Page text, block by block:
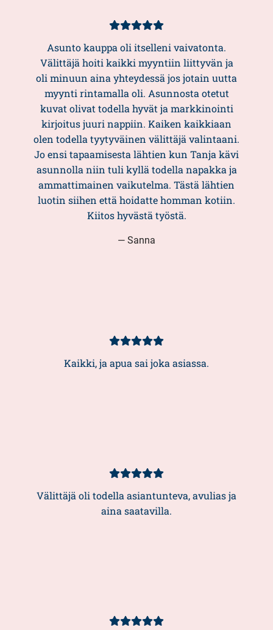
Asiakasarvio
Asunto kauppa oli itselleni vaivatonta.
Välittäjä hoiti kaikki myyntiin liittyvän ja
oli minuun aina yhteydessä jos jotain uutta
myynti rintamalla oli. Asunnosta otetut
kuvat olivat todella hyvät ja markkinointi
kirjoitus juuri nappiin. Kaiken kaikkiaan
olen todella tyytyväinen välittäjä valintaani.
Jo ensi tapaamisesta lähtien kun Tanja kävi
asunnolla niin tuli kyllä todella napakka ja
ammattimainen vaikutelma. Tästä lähtien
luotin siihen että hoidatte homman kotiin.
Kiitos hyvästä työstä.
— Sanna
Asiakasarvio
Kaikki, ja apua sai joka asiassa.
Asiakasarvio
5/5
Välittäjä oli todella asiantunteva, avulias ja
aina saatavilla.
Asiakasarvio